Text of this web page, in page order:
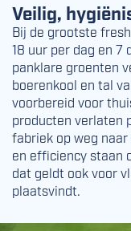
Veilig,
Bij de grootste
18 uur per dag en 7
panklare groenten
boerenkool en tal
voorbereid voor
producten verlaten
fabriek op weg
en efficiency staan
dat geldt ook voor
plaatsvindt.